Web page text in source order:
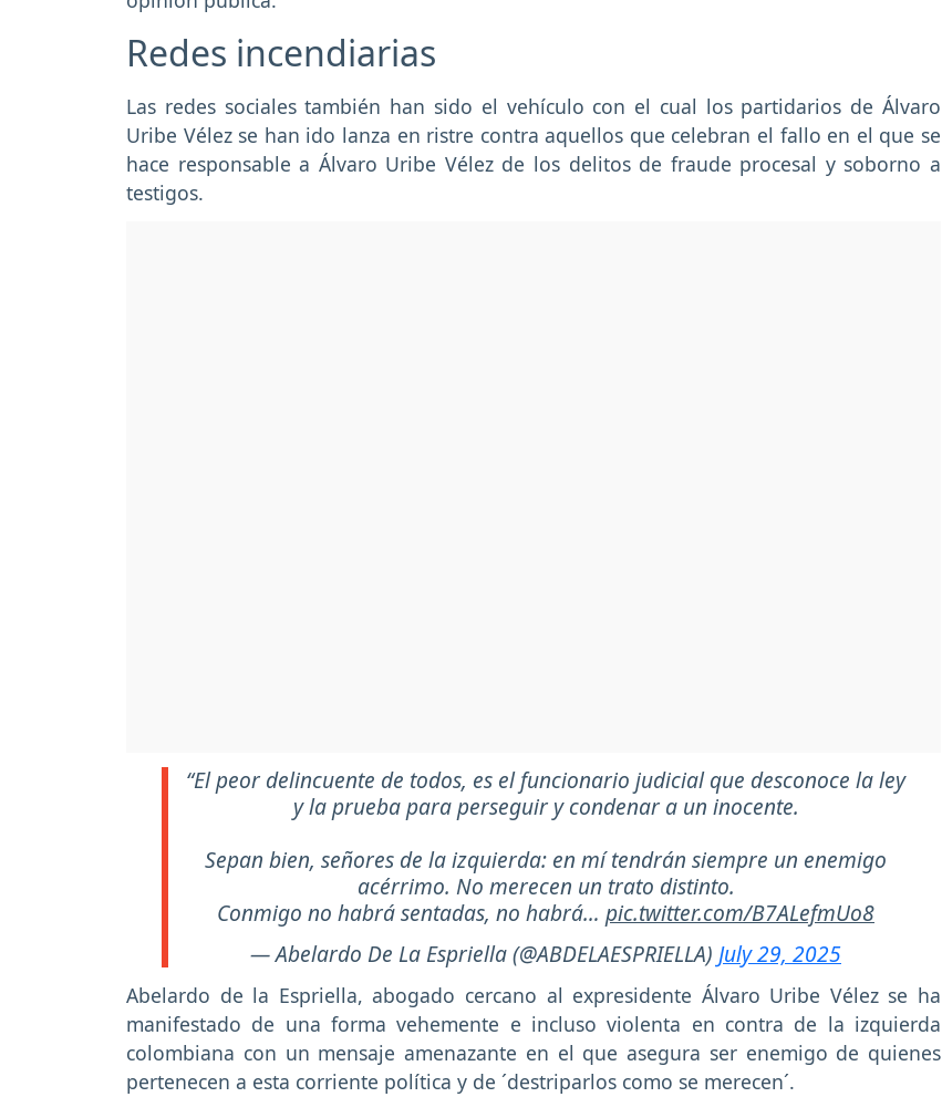
Redes incendiarias
Las redes sociales también han sido el vehículo con el cual los partidarios de Álvaro
Uribe Vélez se han ido lanza en ristre contra aquellos que celebran el fallo en el que se
hace responsable a Álvaro Uribe Vélez de los delitos de fraude procesal y soborno a
testigos.
“El peor delincuente de todos, es el funcionario judicial que desconoce la ley
y la prueba para perseguir y condenar a un inocente.
Sepan bien, señores de la izquierda: en mí tendrán siempre un enemigo
acérrimo. No merecen un trato distinto.
Conmigo no habrá sentadas, no habrá… pic.twitter.com/B7ALefmUo8
— Abelardo De La Espriella (@ABDELAESPRIELLA) July 29, 2025
Abelardo de la Espriella, abogado cercano al expresidente Álvaro Uribe Vélez se ha
manifestado de una forma vehemente e incluso violenta en contra de la izquierda
colombiana con un mensaje amenazante en el que asegura ser enemigo de quienes
pertenecen a esta corriente política y de ´destriparlos como se merecen´.